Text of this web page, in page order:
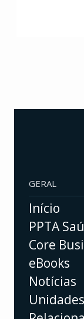
GERAL
Início
PPTA
Core
eBooks
Notícias